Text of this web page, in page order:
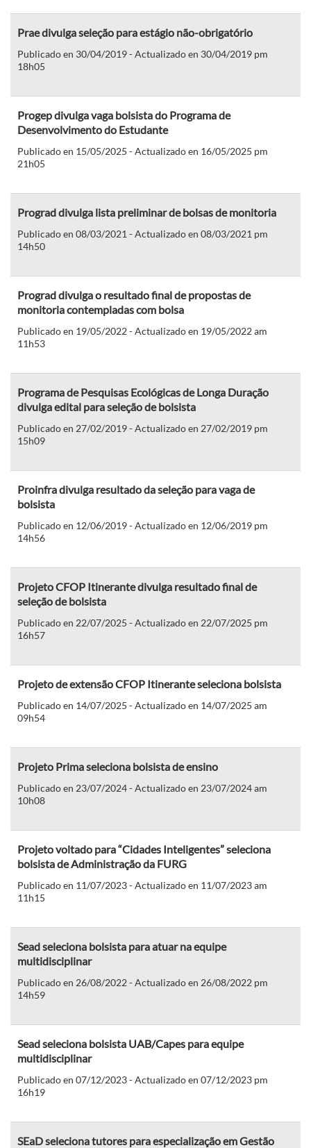
Prae divulga seleção para estágio não-obrigatório
Publicado en 30/04/2019 - Actualizado en 30/04/2019 pm
18h05
Progep divulga vaga bolsista do Programa de
Desenvolvimento do Estudante
Publicado en 15/05/2025 - Actualizado en 16/05/2025 pm
21h05
Prograd divulga lista preliminar de bolsas de monitoria
Publicado en 08/03/2021 - Actualizado en 08/03/2021 pm
14h50
Prograd divulga o resultado final de propostas de
monitoria contempladas com bolsa
Publicado en 19/05/2022 - Actualizado en 19/05/2022 am
11h53
Programa de Pesquisas Ecológicas de Longa Duração
divulga edital para seleção de bolsista
Publicado en 27/02/2019 - Actualizado en 27/02/2019 pm
15h09
Proinfra divulga resultado da seleção para vaga de
bolsista
Publicado en 12/06/2019 - Actualizado en 12/06/2019 pm
14h56
Projeto CFOP Itinerante divulga resultado final de
seleção de bolsista
Publicado en 22/07/2025 - Actualizado en 22/07/2025 pm
16h57
Projeto de extensão CFOP Itinerante seleciona bolsista
Publicado en 14/07/2025 - Actualizado en 14/07/2025 am
09h54
Projeto Prima seleciona bolsista de ensino
Publicado en 23/07/2024 - Actualizado en 23/07/2024 am
10h08
Projeto voltado para “Cidades Inteligentes” seleciona
bolsista de Administração da FURG
Publicado en 11/07/2023 - Actualizado en 11/07/2023 am
11h15
Sead seleciona bolsista para atuar na equipe
multidisciplinar
Publicado en 26/08/2022 - Actualizado en 26/08/2022 pm
14h59
Sead seleciona bolsista UAB/Capes para equipe
multidisciplinar
Publicado en 07/12/2023 - Actualizado en 07/12/2023 pm
16h19
SEaD seleciona tutores para especialização em Gestão